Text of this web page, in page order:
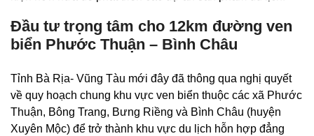
Đầu tư trọng tâm cho 12km đường ven
biển Phước Thuận – Bình Châu
Tỉnh Bà Rịa- Vũng Tàu mới đây đã thông qua nghị quyết
về quy hoạch chung khu vực ven biển thuộc các xã Phước
Thuận, Bông Trang, Bưng Riềng và Bình Châu (huyện
Xuyên Mộc) để trở thành khu vực du lịch hỗn hợp đẳng